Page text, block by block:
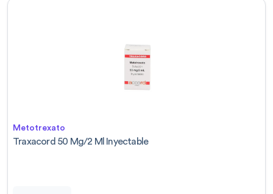
Metotrexato
Traxacord 50 Mg/2 Ml Inyectable